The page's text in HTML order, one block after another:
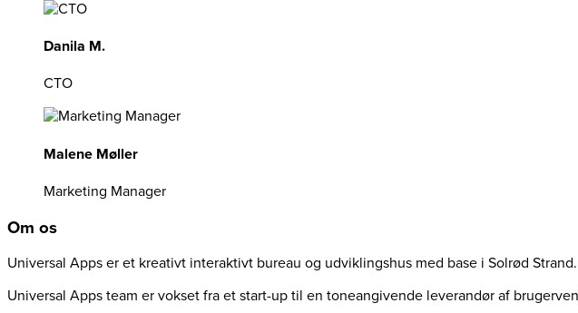
Danila M.
CTO
Malene Møller
Marketing Manager
Om os
Universal Apps er et kreativt interaktivt bureau og udviklingshus med base i Solrød Strand.
Universal Apps team er vokset fra et start-up til en toneangivende leverandør af